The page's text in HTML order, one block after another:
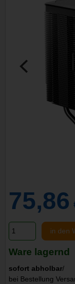
75,86
in den
Ware lagernd
sofort abholbar/
bei Bestellung